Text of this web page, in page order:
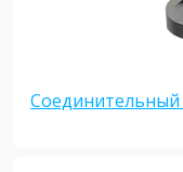
Соединительный